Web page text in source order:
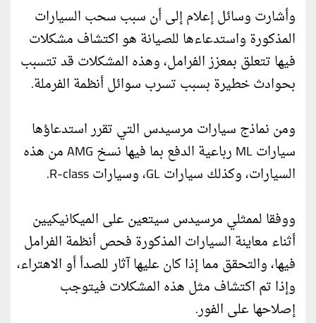
وأشارت وسائل إعلام إلى أن سبب سحب السيارات
المذكورة واستدعاءها للصيانة هو اكتشاف مشكلات
فيها تتعلق بمعزز الفرامل، وهذه المشكلات قد تتسبب
بحوادث خطيرة بسبب تسرب سوائل أنظمة الفرملة.
ومن نماذج سيارات مرسيدس التي تقرر استدعاؤها
سيارات ML رباعية الدفع بما فيها نسخ AMG من هذه
السيارات، وكذلك سيارات GL، وسيارات R-class.
ووفقا لممثلي مرسيدس سيتعين على الميكانيكيين
أثناء معاينة السيارات المذكورة فحص أنظمة الفرامل
فيها، والتحقق مما إذا كان عليها آثار للصدأ أو الاهتراء،
وإذا تم اكتشاف مثل هذه المشكلات فيتوجب
إصلاحها على الفور.